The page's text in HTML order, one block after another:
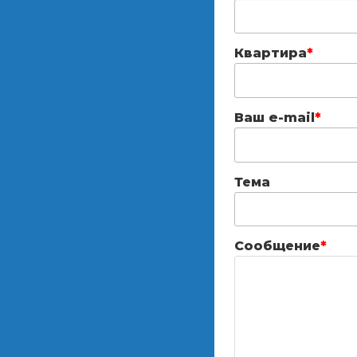
Квартира*
Ваш e-mail*
Тема
Сообщение*